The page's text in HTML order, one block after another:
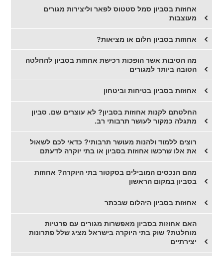
אחוזות בסביון סמל סטטוס לפאר וליצירות מגורים
מעוצבות
אחוזות בסביון חלום או מציאות?
מה הסיבות אשר הופכות רכישת אחוזות בסביון להחלטה
הטובה ביותר למגורים
אחוזות בסביון בטיחות וביטחון
החלטתם לקנות אחוזות בסביון? לא עוצרים שם. סביון
מתגלה כמקור לעושר תרבותי רב.
רוצים ללמוד ולהנות מעושר תרבותי? כדאי לכם לשאול
את אלו שרכשו אחוזות בסביון או בתי יוקרה לדעתם
מהם הנכסים המובילים בסקטור בתי היוקרה? אחוזות
בסביון במקום הראשון
אחוזות בסביון היהלום שבכתר
האם אחוזות בסביון מאפשרות מגורים עם פרטיות
מוחלטת? שוק בתי היוקרה בישראל מציג שלל פתרונות
יצירתיים